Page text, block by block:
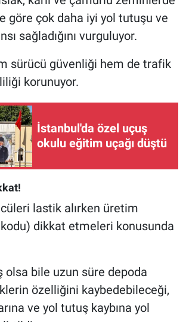
göre çok daha iyi yol tutuşu ve
sağladığını vurguluyor.
sürücü güvenliği hem de trafik
korunuyor.
İstanbul'da özel uçuş
okulu eğitim uçağı düştü
lastik alırken üretim
dikkat etmeleri konusunda
olsa bile uzun süre depoda
özelliğini kaybedebileceği,
ve yol tutuş kaybına yol